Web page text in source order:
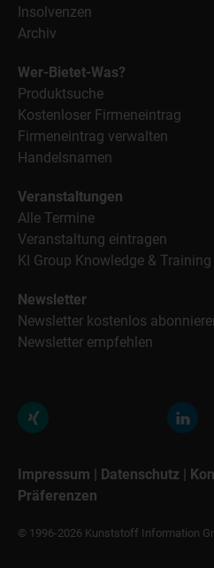
Insolvenzen
Archiv
Wer-Bietet-Was?
Produktsuche
Kostenloser Firmeneintrag
Firmeneintrag verwalten
Handelsnamen
Veranstaltungen
Alle Termine
Veranstaltung eintragen
KI Group Knowledge & Training
Newsletter
Newsletter kostenlos
Newsletter empfehlen
Impressum | Datenschutz |
Präferenzen
© 1996-2026 Kunststoff Information